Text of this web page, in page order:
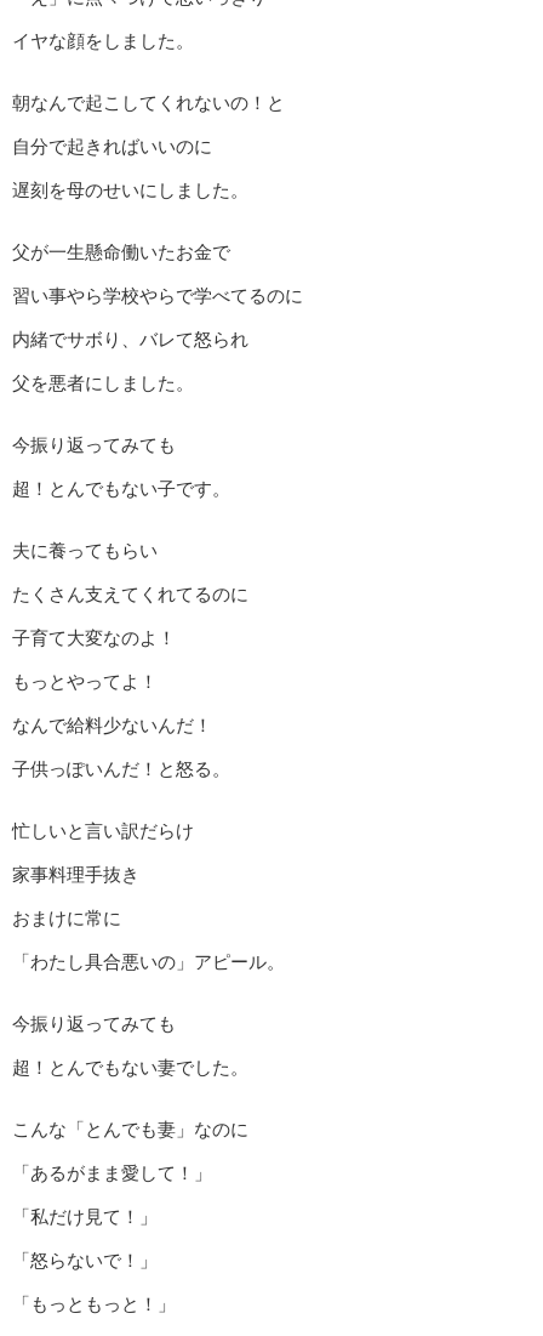
イヤな顔をしました。
朝なんで起こしてくれないの！と
自分で起きればいいのに
遅刻を母のせいにしました。
父が一生懸命働いたお金で
習い事やら学校やらで学べてるのに
内緒でサボり、バレて怒られ
父を悪者にしました。
今振り返ってみても
超！とんでもない子です。
夫に養ってもらい
たくさん支えてくれてるのに
子育て大変なのよ！
もっとやってよ！
なんで給料少ないんだ！
子供っぽいんだ！と怒る。
忙しいと言い訳だらけ
家事料理手抜き
おまけに常に
「わたし具合悪いの」アピール。
今振り返ってみても
超！とんでもない妻でした。
こんな「とんでも妻」なのに
「あるがまま愛して！」
「私だけ見て！」
「怒らないで！」
「もっともっと！」